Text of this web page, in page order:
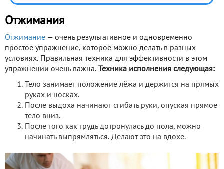
Отжимания
Отжимание — очень результативное и одновременно
простое упражнение, которое можно делать в разных
условиях. Правильная техника для эффективности в этом
упражнении очень важна.
Техника исполнения следующая:
Тело занимает положение лёжа и держится на прямых
руках и носках.
После выдоха начинают сгибать руки, опуская прямое
тело вниз.
После того как грудь дотронулась до пола, можно
начинать выпрямляться. Делают это на вдохе.